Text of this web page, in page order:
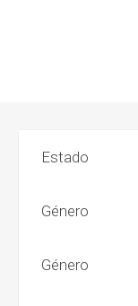
Estado
Género
Género